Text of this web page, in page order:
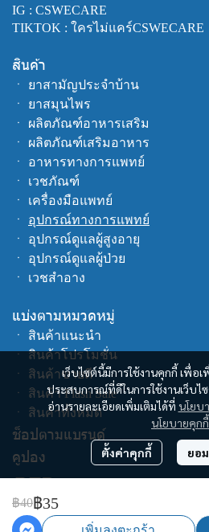
฿40฿35
เว็บไซต์นี้มีการใช้งานคุกกี้ เพื่อ
ประสบการณ์ที่ดีในการใช้งานเว็บไ
อ่านรายละเอียดเพิ่มเติมได้ที่ นโยบ
นโยบายคุกกี้
ตั้งค่าคุกกี้ ยอ
IG : CSWECARE
TIKTOK : ใครไม่แคร์CSWECARE
สินค้า
ㆍ ยาสามัญประจำบ้าน
ㆍ ยาสมุนไพร
ㆍ ผลิตภัณฑ์อาหารเสริม
ㆍ ผลิตภัณฑ์เสริมอาหาร
ㆍ อาหารทางการแพทย์
ㆍ เวชภัณฑ์
ㆍ เครื่องมือแพทย์
ㆍ อุปกรณ์ทางการแพทย์
ㆍ อุปกรณ์ดูแลผู้สูงอายุ
ㆍ อุปกรณ์ดูแลผู้ป่วย
ㆍ
เวชสำอาง
แบ่งตามหมวดหมู่
ㆍ สินค้าแนะนำ
ㆍสินค้าโปรโมชั่น
ㆍ สินค้าขายดี
ㆍ สินค้า Flash Sale
ㆍ สินค้าทั้งหมด
ช็อปตามแบรนด์
คูปอง